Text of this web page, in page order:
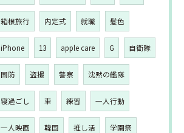
箱根旅行 内定式 就職 髪色
iPhone 13 apple care G 自衛隊
国防 盗撮 警察 沈黙の艦隊
寝過ごし 車 練習 一人行動
一人映画 韓国 推し活 学園祭